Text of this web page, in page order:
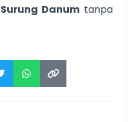
Danum tanpa